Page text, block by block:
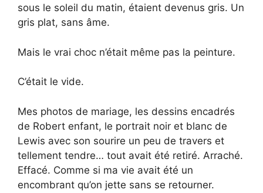
sous le soleil du matin, étaient devenus gris. Un
gris plat, sans âme.
Mais le vrai choc n’était même pas la peinture.
C’était le vide.
Mes photos de mariage, les dessins encadrés
de Robert enfant, le portrait noir et blanc de
Lewis avec son sourire un peu de travers et
tellement tendre… tout avait été retiré. Arraché.
Effacé. Comme si ma vie avait été un
encombrant qu’on jette sans se retourner.